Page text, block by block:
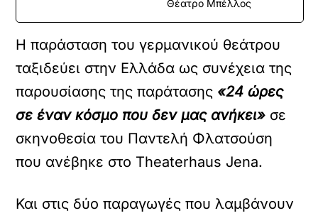
Θέατρο Μπέλλος
Η παράσταση του γερμανικού θεάτρου
ταξιδεύει στην Ελλάδα ως συνέχεια της
παρουσίασης της παράτασης «24 ώρες
σε έναν κόσμο που δεν μας ανήκει» σε
σκηνοθεσία του Παντελή Φλατσούση
που ανέβηκε στο Theaterhaus Jena.
Και στις δύο παραγωγές που λαμβάνουν